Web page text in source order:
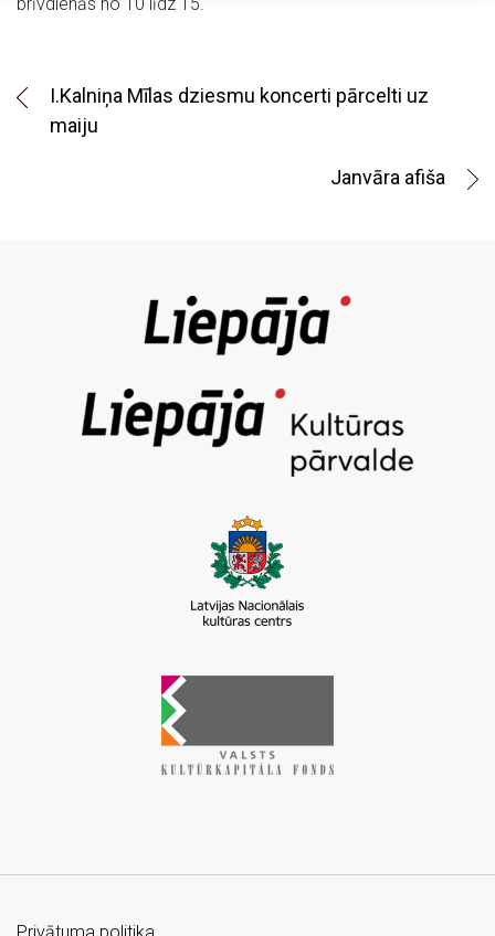
I.Kalniņa Mīlas dziesmu koncerti pārcelti uz
maiju
Janvāra afiša